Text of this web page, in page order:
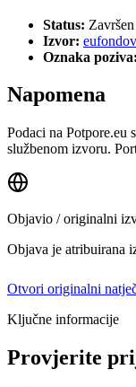
Status: Završen
Izvor:
Oznaka poziva:
Napomena
Podaci na Potpore.eu
službenom izvoru.
Objavio / originalni
Objava je atribuirana
Otvori originalni
Ključne informacije
Provjerite